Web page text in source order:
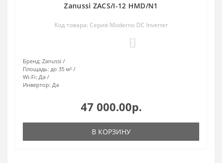
Zanussi ZACS/I-12 HMD/N1
Код товара: Серия Moderno DC Inverter
Бренд: Zanussi
Площадь: до 35 м²
Wi-Fi: Да
Инвертор: Да
47 000.00р.
В КОРЗИНУ